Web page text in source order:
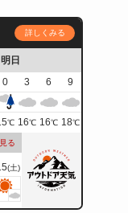
詳しくみる
明日
0 3 6
9
℃ 16℃ 16℃ 18℃
る
(土)